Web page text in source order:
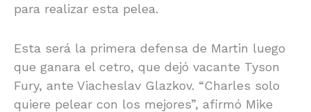
para realizar esta pelea.
Esta será la primera defensa de Martin luego
que ganara el cetro, que dejó vacante Tyson
Fury, ante Viacheslav Glazkov. “Charles solo
quiere pelear con los mejores”, afirmó Mike